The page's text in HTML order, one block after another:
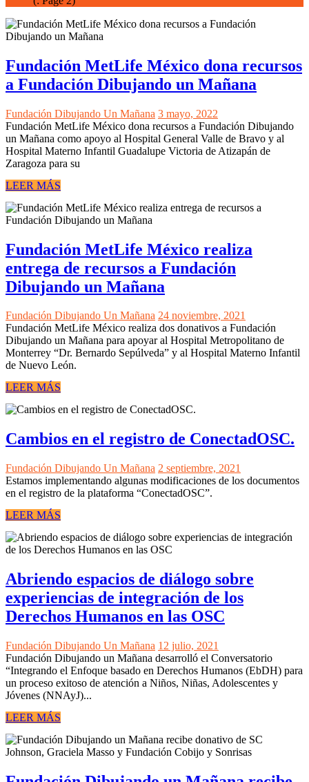
Fundación MetLife México dona recursos
a Fundación Dibujando un Mañana
Fundación Dibujando Un Mañana 3 mayo, 2022
Fundación MetLife México dona recursos a Fundación Dibujando
un Mañana como apoyo al Hospital General Valle de Bravo y al
Hospital Materno Infantil Guadalupe Victoria de Atizapán de
Zaragoza para su
LEER MÁS
Fundación MetLife México realiza
entrega de recursos a Fundación
Dibujando un Mañana
Fundación Dibujando Un Mañana 24 noviembre, 2021
Fundación MetLife México realiza dos donativos a Fundación
Dibujando un Mañana para apoyar al Hospital Metropolitano de
Monterrey “Dr. Bernardo Sepúlveda” y al Hospital Materno Infantil
de Nuevo León.
LEER MÁS
Cambios en el registro de ConectadOSC.
Fundación Dibujando Un Mañana 2 septiembre, 2021
Estamos implementando algunas modificaciones de los documentos
en el registro de la plataforma “ConectadOSC”.
LEER MÁS
Abriendo espacios de diálogo sobre
experiencias de integración de los
Derechos Humanos en las OSC
Fundación Dibujando Un Mañana 12 julio, 2021
Fundación Dibujando un Mañana desarrolló el Conversatorio
“Integrando el Enfoque basado en Derechos Humanos (EbDH) para
un proceso exitoso de atención a Niños, Niñas, Adolescentes y
Jóvenes (NNAyJ)...
LEER MÁS